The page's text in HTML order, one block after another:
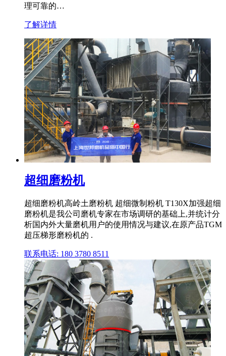
理可靠的…
了解详情
超细磨粉机
超细磨粉机高岭土磨粉机 超细微制粉机 T130X加强超细
磨粉机是我公司磨机专家在市场调研的基础上,并统计分
析国内外大量磨机用户的使用情况与建议,在原产品TGM
超压梯形磨粉机的 .
联系电话: 180 3780 8511